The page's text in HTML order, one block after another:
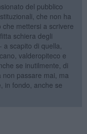
del pubblico
che non ha
mettersi a scrivere
schiera degli
scapito di quella,
valderopiteco e
se inutilmente, di
passare mai, ma
in fondo, anche se